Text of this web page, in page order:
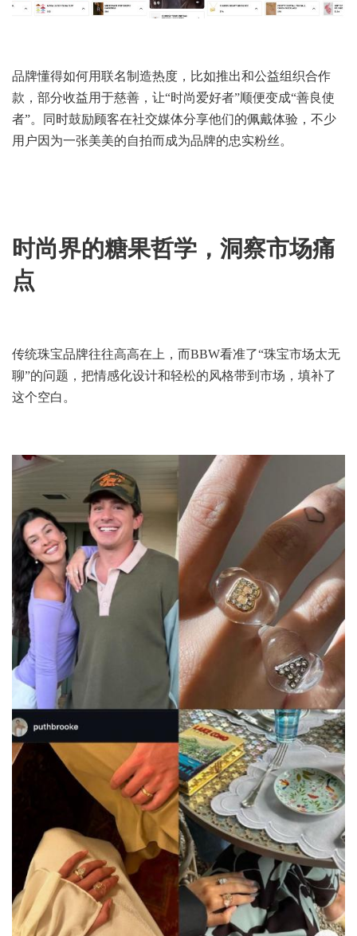
品牌懂得如何用联名制造热度，比如推出和公益组织合作
款，部分收益用于慈善，让“时尚爱好者”顺便变成“善良使
者”。同时鼓励顾客在社交媒体分享他们的佩戴体验，不少
用户因为一张美美的自拍而成为品牌的忠实粉丝。
时尚界的糖果哲学，洞察市场痛
点
传统珠宝品牌往往高高在上，而BBW看准了“珠宝市场太无
聊”的问题，把情感化设计和轻松的风格带到市场，填补了
这个空白。